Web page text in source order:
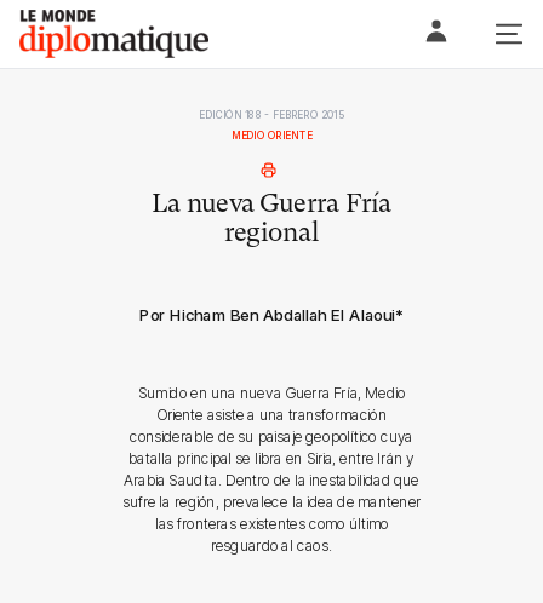
Skip
content
Le monde diplomatique
EDICIÓN 188 - FEBRERO 2015
MEDIO ORIENTE
La nueva Guerra Fría
regional
Por Hicham Ben Abdallah El Alaoui*
Sumido en una nueva Guerra Fría, Medio
Oriente asiste a una transformación
considerable de su paisaje geopolítico cuya
batalla principal se libra en Siria, entre Irán y
Arabia Saudita. Dentro de la inestabilidad que
sufre la región, prevalece la idea de mantener
las fronteras existentes como último
resguardo al caos.